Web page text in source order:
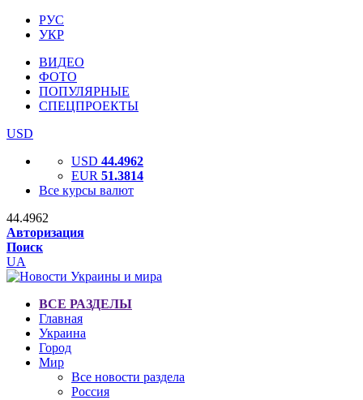
РУС
УКР
ВИДЕО
ФОТО
ПОПУЛЯРНЫЕ
СПЕЦПРОЕКТЫ
USD
USD 44.4962
EUR 51.3814
Все курсы валют
44.4962
Авторизация
Поиск
UA
ВСЕ РАЗДЕЛЫ
Главная
Украина
Город
Мир
Все новости раздела
Россия